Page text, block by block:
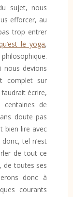
sujet, nous
efforcer, au
trop entrer
le yoga,
nous devions
complet sur
écrire,
de
doute pas
bien lire avec
tel n’est
de tout ce
de toutes ses
donc à
courants